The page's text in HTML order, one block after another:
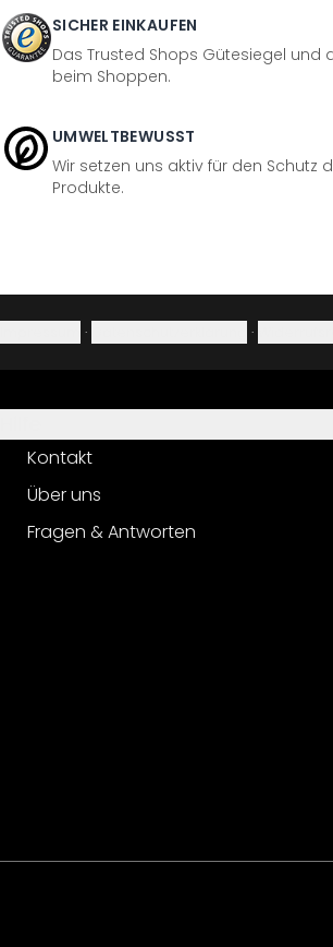
SICHER EINKAUFEN
Das Trusted Shops Gütesiegel und
beim Shoppen.
UMWELTBEWUSST
Wir setzen uns aktiv für den Schutz
Produkte.
· ·
Kontakt
Über uns
Fragen & Antworten